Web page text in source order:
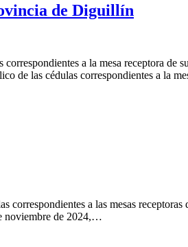
de Diguillín
a la mesa receptora de
de las cédulas correspondientes a la
a las mesas
noviembre de 2024,…